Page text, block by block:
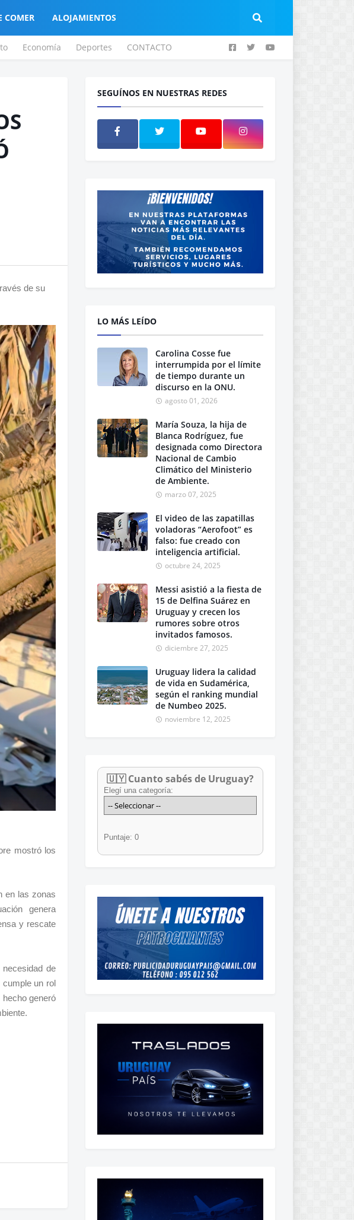
COMER ALOJAMIENTOS
Economía Deportes CONTACTO
de su
mostró los
en las zonas
genera
y rescate
de
cumple un rol
generó
SEGUÍNOS EN NUESTRAS REDES
LO MÁS LEÍDO
Carolina Cosse fue
interrumpida por el límite
de tiempo durante un
discurso en la ONU.
agosto 01, 2026
María Souza, la hija de
Blanca Rodríguez, fue
designada como Directora
Nacional de Cambio
Climático del Ministerio
de Ambiente.
marzo 07, 2025
El video de las zapatillas
voladoras “Aerofoot” es
falso: fue creado con
inteligencia artificial.
octubre 24, 2025
Messi asistió a la fiesta de
15 de Delfina Suárez en
Uruguay y crecen los
rumores sobre otros
invitados famosos.
diciembre 27, 2025
Uruguay lidera la calidad
de vida en Sudamérica,
según el ranking mundial
de Numbeo 2025.
noviembre 12, 2025
🇺🇾 Cuanto sabés de Uruguay?
Elegí una categoría:
Puntaje: 0